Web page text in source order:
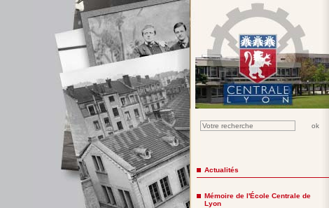
Actualités
Mémoire de l'École Centrale de
Lyon